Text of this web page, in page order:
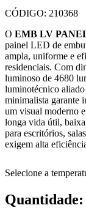
CÓDIGO: 210368
O EMB LV
painel LED de
ampla, uniforme e
residenciais. Com
luminoso de 4680
luminotécnico
minimalista garante
um visual moderno
longa vida útil,
para escritórios,
exigem alta
Selecione a
Quantidade: